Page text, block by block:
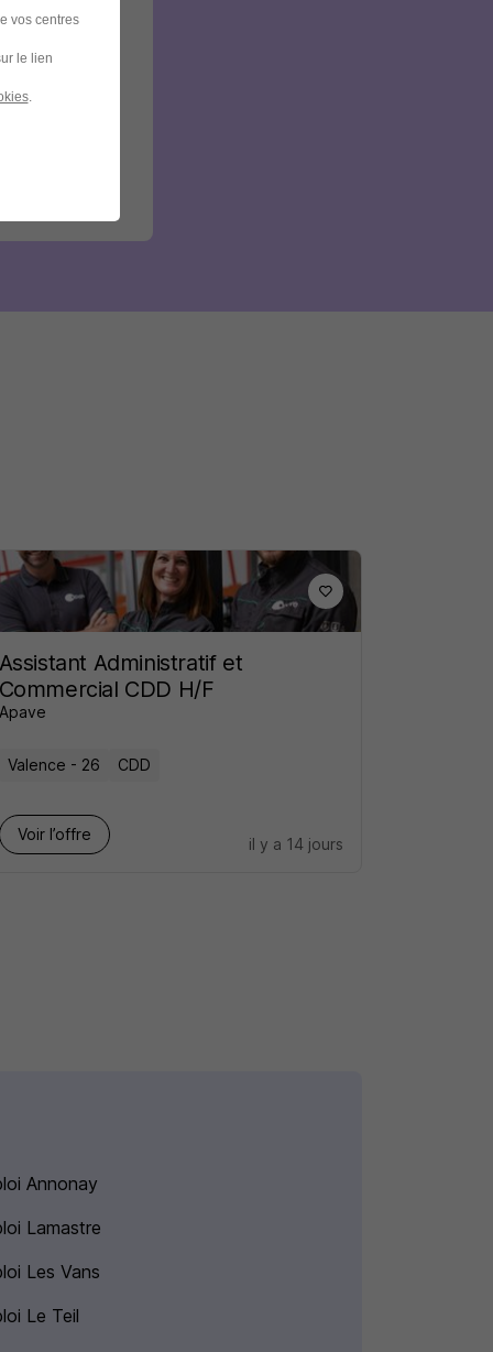
Assistant Administratif et
Commercial CDD H/F
Apave
Valence - 26 CDD
Voir l’offre
il y a 14 jours
Annonay
Lamastre
Les Vans
Le Teil
vos centres
le lien
.